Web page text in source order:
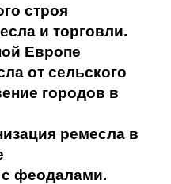
строя
и торговли.
Европе
от сельского
городов в
ремесла в
феодалами.